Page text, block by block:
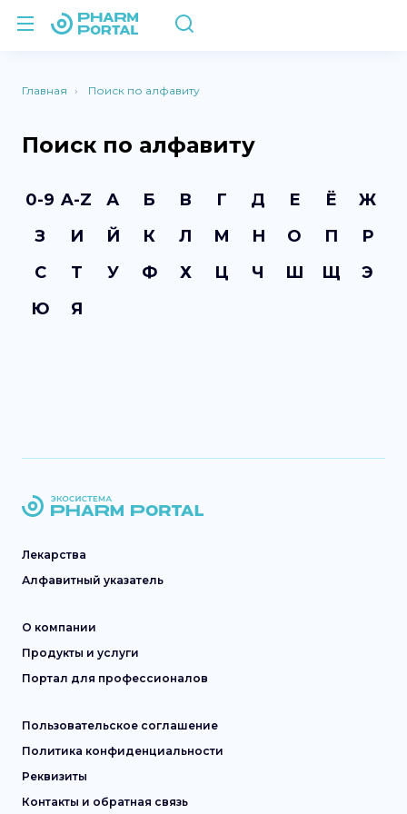
Главная Поиск по алфавиту
Поиск по алфавиту
0-9 A-Z А Б В Г Д Е Ё
Ж
З
И Й К Л М Н О П
Р
С
Т У Ф Х Ц Ч Ш Щ
Э
Ю
Я
Лекарства
Алфавитный указатель
О компании
Продукты и услуги
Портал для профессионалов
Пользовательское соглашение
Политика конфиденциальности
Реквизиты
Контакты и обратная связь